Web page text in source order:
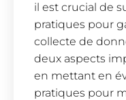
il est crucial de
pratiques pour
collecte de
deux aspects
en mettant en
pratiques pour